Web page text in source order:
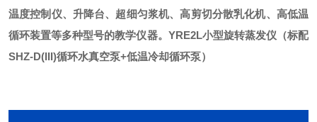
温度控制仪、升降台、超细匀浆机、高剪切分散乳化机、高低温
循环装置等多种型号的教学仪器。 YRE2L小型旋转蒸发仪（标配
SHZ-D(III)循环水真空泵+低温冷却循环泵）